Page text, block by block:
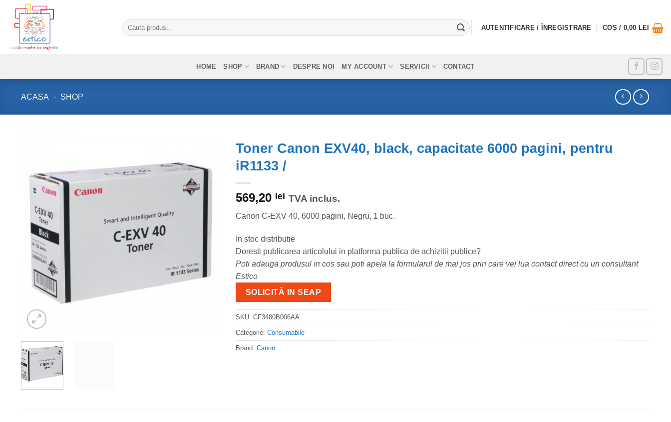
content
Caută
după:
AUTENTIFICARE / ÎNREGISTRARE COȘ / 0,00 LEI
HOME SHOP BRAND DESPRE NOI MY ACCOUNT SERVICII CONTACT
ACASA - SHOP
Toner Canon EXV40, black, capacitate 6000 pagini, pentru
iR1133 /
569,20 lei TVA inclus.
Canon C-EXV 40, 6000 pagini, Negru, 1 buc.
In stoc distributie
Doresti publicarea articolului in platforma publica de achizitii publice?
Poti adauga produsul in cos sau poti apela la formularul de mai jos prin care vei lua contact direct cu un consultant
Estico
SOLICITĂ IN SEAP
SKU: CF3480B006AA
Categorie: Consumabile
Brand: Canon